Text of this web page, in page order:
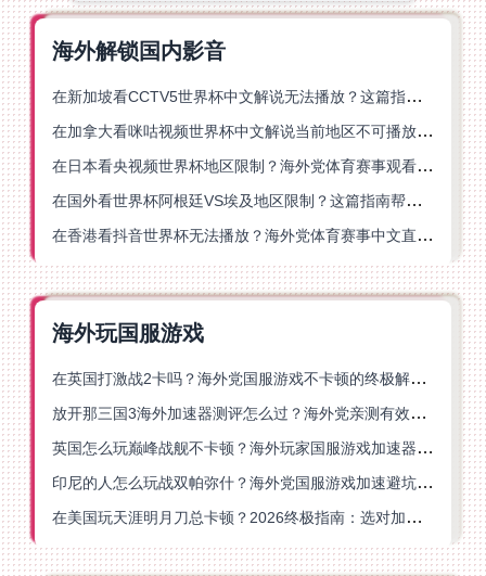
海外解锁国内影音
在新加坡看CCTV5世界杯中文解说无法播放？这篇指南帮你解锁海外体育直播自由
在加拿大看咪咕视频世界杯中文解说当前地区不可播放？这篇指南帮你一键解决
在日本看央视频世界杯地区限制？海外党体育赛事观看终极指南
在国外看世界杯阿根廷VS埃及地区限制？这篇指南帮你搞定中文直播+解说
在香港看抖音世界杯无法播放？海外党体育赛事中文直播终极指南
海外玩国服游戏
在英国打激战2卡吗？海外党国服游戏不卡顿的终极解决方案
放开那三国3海外加速器测评怎么过？海外党亲测有效的国服游戏加速指南
英国怎么玩巅峰战舰不卡顿？海外玩家国服游戏加速器终极指南
印尼的人怎么玩战双帕弥什？海外党国服游戏加速避坑指南
在美国玩天涯明月刀总卡顿？2026终极指南：选对加速器让你丝滑连招